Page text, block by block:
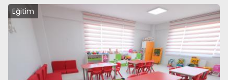
Eğitim